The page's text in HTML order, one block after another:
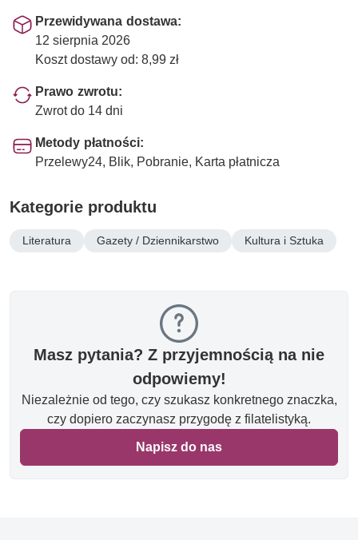
Przewidywana dostawa:
12 sierpnia 2026
Koszt dostawy od: 8,99 zł
Prawo zwrotu:
Zwrot do 14 dni
Metody płatności:
Przelewy24, Blik, Pobranie, Karta płatnicza
Kategorie produktu
Literatura Gazety / Dziennikarstwo Kultura i Sztuka
Masz pytania? Z przyjemnością na nie
odpowiemy!
Niezależnie od tego, czy szukasz konkretnego znaczka,
czy dopiero zaczynasz przygodę z filatelistyką.
Napisz do nas